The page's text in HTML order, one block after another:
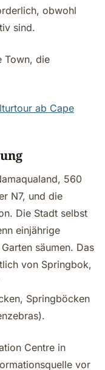
obwohl
sind.
Town, die
ab Cape
560
N7, und die
Die Stadt selbst
einjährige
säumen. Das
von Springbok,
Springböcken
Centre in
vor